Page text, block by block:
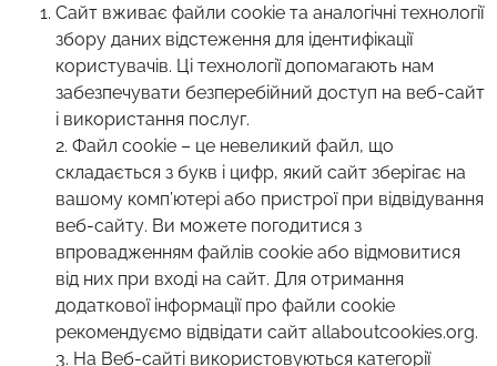
Сайт вживає файли cookie та аналогічні технології
збору даних відстеження для ідентифікації
користувачів. Ці технології допомагають нам
забезпечувати безперебійний доступ на веб-сайт
і використання послуг.
2. Файл cookie – це невеликий файл, що
складається з букв і цифр, який сайт зберігає на
вашому комп’ютері або пристрої при відвідування
веб-сайту. Ви можете погодитися з
впровадженням файлів cookie або відмовитися
від них при вході на сайт. Для отримання
додаткової інформації про файли cookie
рекомендуємо відвідати сайт allaboutcookies.org.
3. На Веб-сайті використовуються категорії